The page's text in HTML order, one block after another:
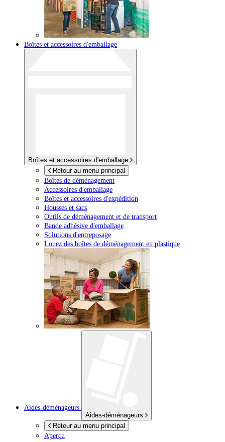
Boîtes et accessoires d'emballage
Boîtes et accessoires d'emballage
Retour au menu principal
Boîtes de déménagement
Accessoires d'emballage
Boîtes et accessoires d'expédition
Housses et sacs
Outils de déménagement et de transport
Bande adhésive d'emballage
Solutions d'entreposage
Louez des boîtes de déménagement en plastique
Aides-déménageurs
Aides-déménageurs
Retour au menu principal
Aperçu